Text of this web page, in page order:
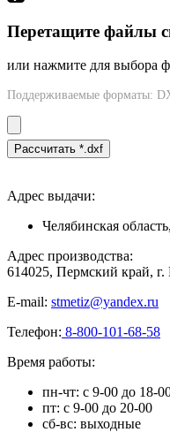
Перетащите файлы
или нажмите для выбора
Поддерживаемые форматы:
Рассчитать *.dxf
Адрес выдачи:
Челябинская
Адрес производства:
614025, Пермский край,
E-mail: stmetiz@yandex.ru
Телефон: 8-800-101-68-58
Время работы:
пн-чт: с 9-00 до 18-
пт: с 9-00 до 20-00
сб-вс: выходные